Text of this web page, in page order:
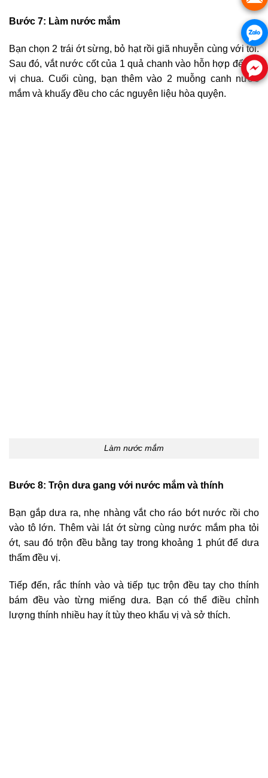
Bước 7: Làm nước mắm
Bạn chọn 2 trái ớt sừng, bỏ hạt rồi giã nhuyễn cùng với tỏi.
Sau đó, vắt nước cốt của 1 quả chanh vào hỗn hợp để tạo
vị chua. Cuối cùng, bạn thêm vào 2 muỗng canh nước
mắm và khuấy đều cho các nguyên liệu hòa quyện.
Làm nước mắm
Bước 8: Trộn dưa gang với nước mắm và thính
Bạn gắp dưa ra, nhẹ nhàng vắt cho ráo bớt nước rồi cho
vào tô lớn. Thêm vài lát ớt sừng cùng nước mắm pha tỏi
ớt, sau đó trộn đều bằng tay trong khoảng 1 phút để dưa
thấm đều vị.
Tiếp đến, rắc thính vào và tiếp tục trộn đều tay cho thính
bám đều vào từng miếng dưa. Bạn có thể điều chỉnh
lượng thính nhiều hay ít tùy theo khẩu vị và sở thích.